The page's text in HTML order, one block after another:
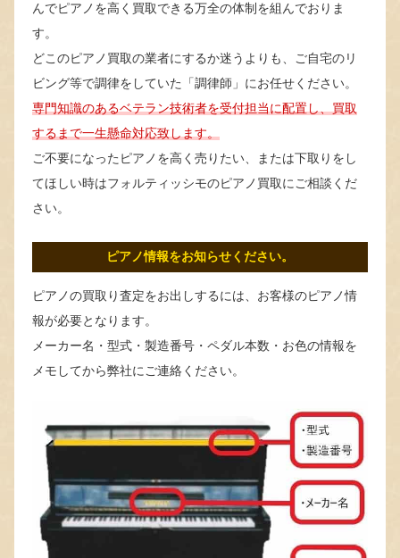
んでピアノを高く買取できる万全の体制を組んでおりま
す。
どこのピアノ買取の業者にするか迷うよりも、ご自宅のリ
ビング等で調律をしていた「調律師」にお任せください。
専門知識のあるベテラン技術者を受付担当に配置し、買取
するまで一生懸命対応致します。
ご不要になったピアノを高く売りたい、または下取りをし
てほしい時はフォルティッシモのピアノ買取にご相談くだ
さい。
ピアノ情報をお知らせください。
ピアノの買取り査定をお出しするには、お客様のピアノ情
報が必要となります。
メーカー名・型式・製造番号・ペダル本数・お色の情報を
メモしてから弊社にご連絡ください。